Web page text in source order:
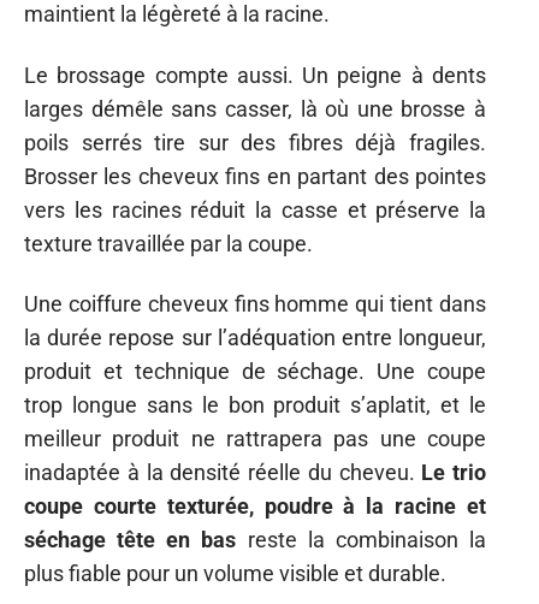
maintient la légèreté à la racine.
Le brossage compte aussi. Un peigne à dents
larges démêle sans casser, là où une brosse à
poils serrés tire sur des fibres déjà fragiles.
Brosser les cheveux fins en partant des pointes
vers les racines réduit la casse et préserve la
texture travaillée par la coupe.
Une coiffure cheveux fins homme qui tient dans
la durée repose sur l’adéquation entre longueur,
produit et technique de séchage. Une coupe
trop longue sans le bon produit s’aplatit, et le
meilleur produit ne rattrapera pas une coupe
inadaptée à la densité réelle du cheveu. Le trio
coupe courte texturée, poudre à la racine et
séchage tête en bas reste la combinaison la
plus fiable pour un volume visible et durable.